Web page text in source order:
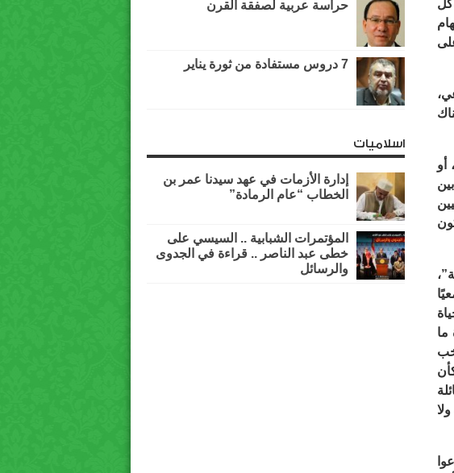
كل
أو
ما
حراسة عربية لصفقة القرن
7 دروس مستفادة من ثورة يناير
اسلاميات
إدارة الأزمات في عهد سيدنا عمر بن
الخطاب “عام الرمادة”
المؤتمرات الشبابية .. السيسي على
خطى عبد الناصر .. قراءة في الجدوى
والرسائل